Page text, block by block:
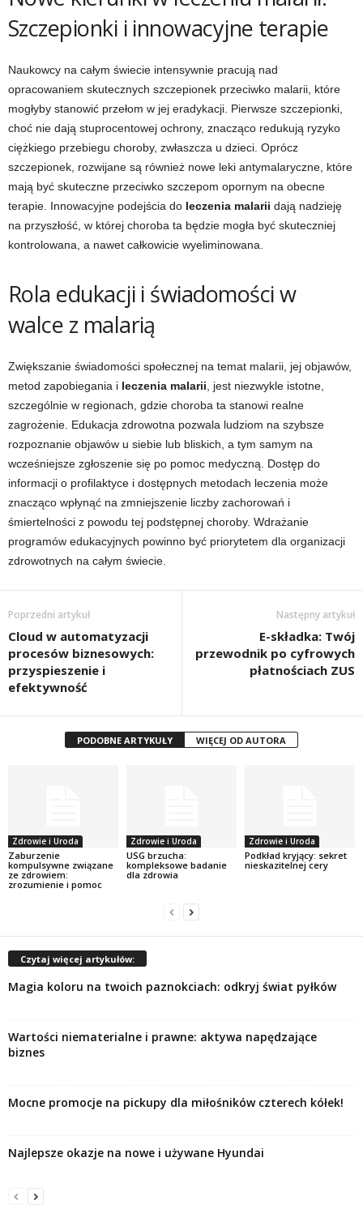
Szczepionki i innowacyjne terapie
Naukowcy na całym świecie intensywnie pracują nad
opracowaniem skutecznych szczepionek przeciwko malarii, które
mogłyby stanowić przełom w jej eradykacji. Pierwsze szczepionki,
choć nie dają stuprocentowej ochrony, znacząco redukują ryzyko
ciężkiego przebiegu choroby, zwłaszcza u dzieci. Oprócz
szczepionek, rozwijane są również nowe leki antymalaryczne, które
mają być skuteczne przeciwko szczepom opornym na obecne
terapie. Innowacyjne podejścia do leczenia malarii dają nadzieję
na przyszłość, w której choroba ta będzie mogła być skuteczniej
kontrolowana, a nawet całkowicie wyeliminowana.
Rola edukacji i świadomości w
walce z malarią
Zwiększanie świadomości społecznej na temat malarii, jej objawów,
metod zapobiegania i leczenia malarii , jest niezwykle istotne,
szczególnie w regionach, gdzie choroba ta stanowi realne
zagrożenie. Edukacja zdrowotna pozwala ludziom na szybsze
rozpoznanie objawów u siebie lub bliskich, a tym samym na
wcześniejsze zgłoszenie się po pomoc medyczną. Dostęp do
informacji o profilaktyce i dostępnych metodach leczenia może
znacząco wpłynąć na zmniejszenie liczby zachorowań i
śmiertelności z powodu tej podstępnej choroby. Wdrażanie
programów edukacyjnych powinno być priorytetem dla organizacji
zdrowotnych na całym świecie.
Poprzedni artykuł
Cloud w automatyzacji
procesów biznesowych:
przyspieszenie i
efektywność
Następny artykuł
E-składka: Twój
przewodnik po cyfrowych
płatnościach ZUS
PODOBNE ARTYKUŁY WIĘCEJ OD AUTORA
Zdrowie i Uroda
Zaburzenie
kompulsywne związane
ze zdrowiem:
zrozumienie i pomoc
Zdrowie i Uroda
USG brzucha:
kompleksowe badanie
dla zdrowia
Zdrowie i Uroda
Podkład kryjący: sekret
nieskazitelnej cery
Czytaj więcej artykułów:
Magia koloru na twoich paznokciach: odkryj świat pyłków
Wartości niematerialne i prawne: aktywa napędzające
biznes
Mocne promocje na pickupy dla miłośników czterech kółek!
Najlepsze okazje na nowe i używane Hyundai